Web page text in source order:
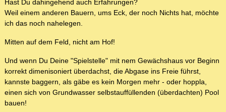
Hast Du dahingehend auch Erfahrungen?
Weil einem anderen Bauern, ums Eck, der noch Nichts hat, möchte
ich das noch nahelegen.
Mitten auf dem Feld, nicht am Hof!
Und wenn Du Deine "Spielstelle" mit nem Gewächshaus vor Beginn
korrekt dimenisoniert überdachst, die Abgase ins Freie führst,
kannste baggern, als gäbe es kein Morgen mehr - oder hoppla,
einen sich von Grundwasser selbstauffüllenden (überdachten) Pool
bauen!